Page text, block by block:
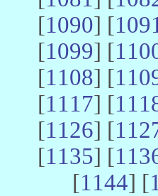
[1090] [
[1099] [
[1108] [
[1117] [
[1126] [
[1135] [
[1144] [